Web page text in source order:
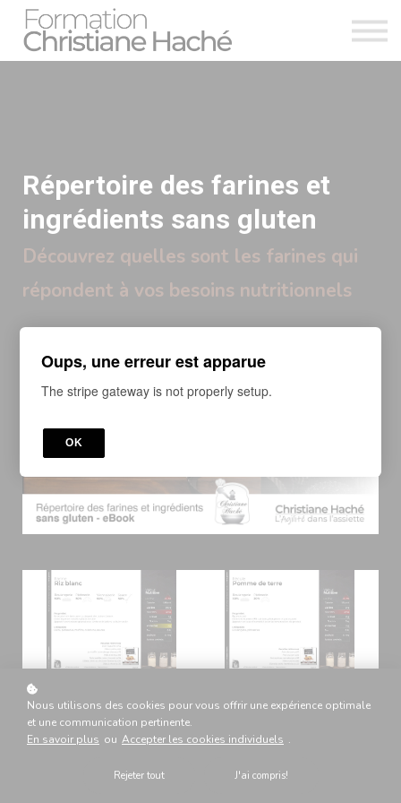
Contactez-moi
Blogue
Répertoire des farines et
ingrédients sans gluten
Découvrez quelles sont les farines qui
répondent à vos besoins nutritionnels
Ajouter au panier
Nous utilisons des cookies pour vous offrir une expérience optimale
et une communication pertinente.
En savoir plus ou Accepter les cookies individuels .
Rejeter tout J'ai compris!
Oups, une erreur est apparue
The stripe gateway is not properly setup.
OK